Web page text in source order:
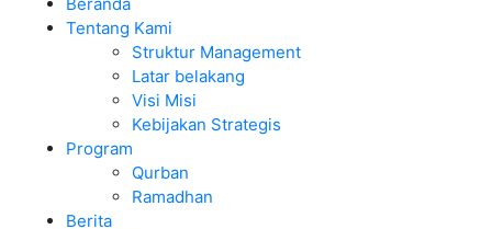
Tentang Kami
Struktur Management
Latar belakang
Visi Misi
Kebijakan Strategis
Program
Qurban
Ramadhan
Berita